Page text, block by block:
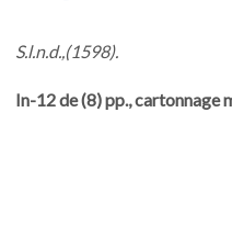
S.l.n.d.,(1598).
In-12 de (8) pp., cartonnage